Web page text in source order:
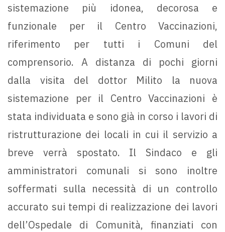
sistemazione più idonea, decorosa e
funzionale per il Centro Vaccinazioni,
riferimento per tutti i Comuni del
comprensorio. A distanza di pochi giorni
dalla visita del dottor Milito la nuova
sistemazione per il Centro Vaccinazioni è
stata individuata e sono già in corso i lavori di
ristrutturazione dei locali in cui il servizio a
breve verrà spostato. Il Sindaco e gli
amministratori comunali si sono inoltre
soffermati sulla necessità di un controllo
accurato sui tempi di realizzazione dei lavori
dell’Ospedale di Comunità, finanziati con